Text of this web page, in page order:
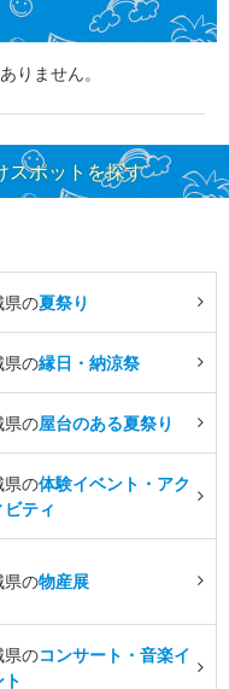
りません。
スポットを探す
県の夏祭り
県の縁日・納涼祭
県の屋台のある夏祭り
県の体験イベント・アク
ビティ
県の物産展
県のコンサート・音楽イ